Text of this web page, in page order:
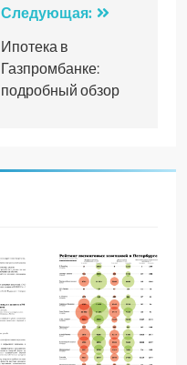
Следующая:
Ипотека в
Газпромбанке:
подробный обзор